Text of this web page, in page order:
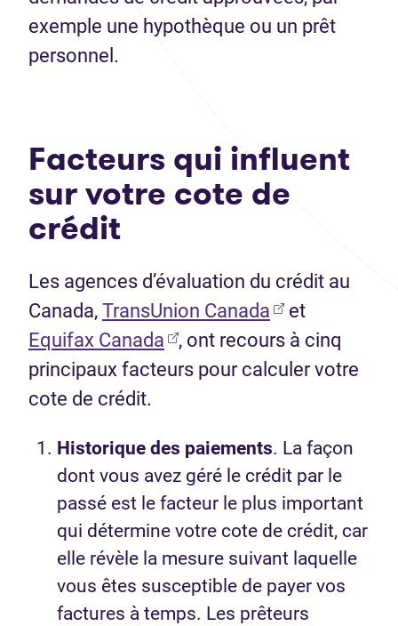
exemple une hypothèque ou un prêt
personnel.
Facteurs qui influent
sur votre cote de
crédit
Les agences d’évaluation du crédit au
Canada, TransUnion Canada (Ouvre dans
et
Equifax Canada (Ouvre dans un nouvel
, ont recours à cinq
principaux facteurs pour calculer votre
cote de crédit.
Historique des paiements. La façon
dont vous avez géré le crédit par le
passé est le facteur le plus important
qui détermine votre cote de crédit, car
elle révèle la mesure suivant laquelle
vous êtes susceptible de payer vos
factures à temps. Les prêteurs